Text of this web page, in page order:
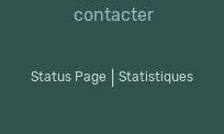
contacter
Status Page Statistiques